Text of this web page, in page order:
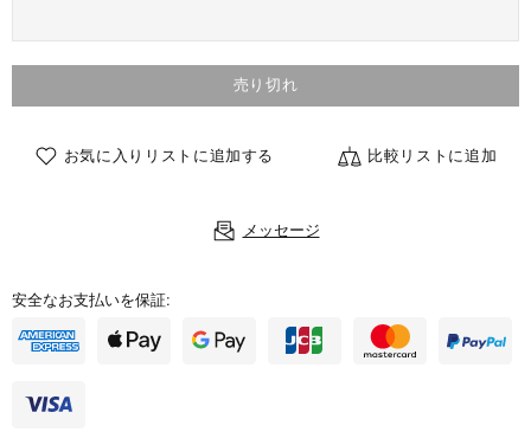
売り切れ
お気に入りリストに追加する 比較リストに追加
メッセージ
安全なお支払いを保証: